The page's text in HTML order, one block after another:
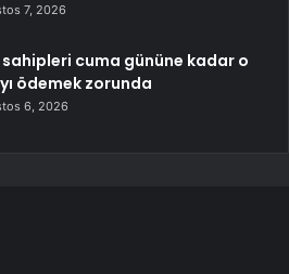
7, 2026
cuma gününe kadar o
ödemek zorunda
6, 2026